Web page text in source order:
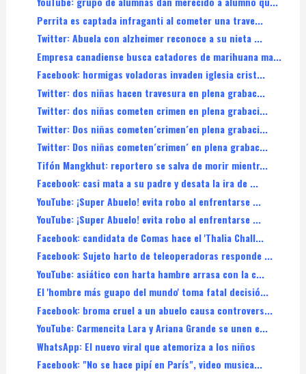
Perrita es captada infraganti al cometer una trave...
Twitter: Abuela con alzheimer reconoce a su nieta ...
Empresa canadiense busca catadores de marihuana ma...
Facebook: hormigas voladoras invaden iglesia crist...
Twitter: dos niñas hacen travesura en plena grabac...
Twitter: dos niñas cometen crimen en plena grabaci...
Twitter: Dos niñas cometen´crimen´en plena grabaci...
Twitter: Dos niñas cometen´crimen´ en plena grabac...
Tifón Mangkhut: reportero se salva de morir mientr...
Facebook: casi mata a su padre y desata la ira de ...
YouTube: ¡Super Abuelo! evita robo al enfrentarse ...
YouTube: ¡Super Abuelo! evita robo al enfrentarse ...
Facebook: candidata de Comas hace el 'Thalia Chall...
Facebook: Sujeto harto de teleoperadoras responde ...
YouTube: asiático con harta hambre arrasa con la c...
El 'hombre más guapo del mundo' toma fatal decisió...
Facebook: broma cruel a un abuelo causa controvers...
YouTube: Carmencita Lara y Ariana Grande se unen e...
WhatsApp: El nuevo viral que atemoriza a los niños
Facebook: "No se hace pipí en París", video musica...